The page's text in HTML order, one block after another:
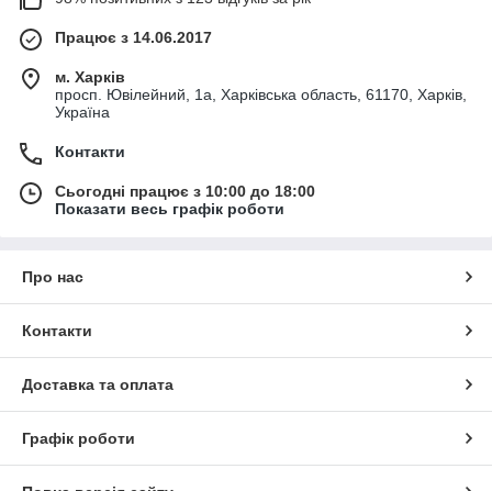
Працює з 14.06.2017
м. Харків
просп. Ювілейний, 1а, Харківська область, 61170, Харків,
Україна
Контакти
Сьогодні працює з 10:00 до 18:00
Показати весь графік роботи
Про нас
Контакти
Доставка та оплата
Графік роботи